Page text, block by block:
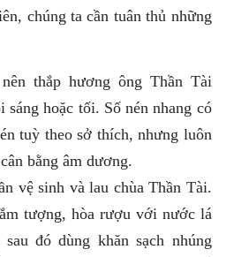
chúng ta cần tuân thủ những
thắp hương ông Thần Tài
sáng hoặc tối. Số nén nhang có
tuỳ theo sở thích, nhưng luôn
bằng âm dương.
vệ sinh và lau chùa Thần Tài.
tượng, hòa rượu với nước lá
đó dùng khăn sạch nhúng